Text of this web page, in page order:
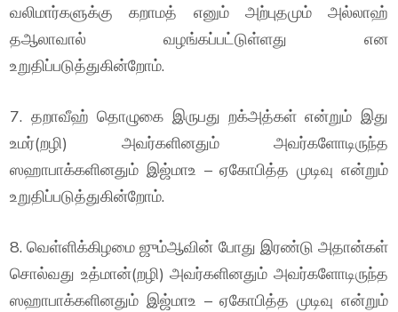
வலிமார்களுக்கு கறாமத் எனும் அற்புதமும் அல்லாஹ்
தஆலாவால் வழங்கப்பட்டுள்ளது என
உறுதிப்படுத்துகின்றோம்.
7. தறாவீஹ் தொழுகை இருபது றக்அத்கள் என்றும் இது
உமர்(றழி) அவர்களினதும் அவர்களோடிருந்த
ஸஹாபாக்களினதும் இஜ்மாஉ – ஏகோபித்த முடிவு என்றும்
உறுதிப்படுத்துகின்றோம்.
8. வெள்ளிக்கிழமை ஜும்ஆவின் போது இரண்டு அதான்கள்
சொல்வது உத்மான்(றழி) அவர்களினதும் அவர்களோடிருந்த
ஸஹாபாக்களினதும் இஜ்மாஉ – ஏகோபித்த முடிவு என்றும்